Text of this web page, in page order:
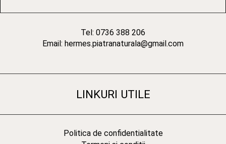
Tel: 0736 388 206
Email: hermes.piatranaturala@gmail.com
LINKURI UTILE
Politica de confidentialitate